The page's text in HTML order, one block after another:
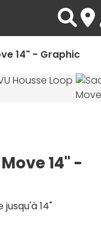
14" - Graphic
14" -
14"